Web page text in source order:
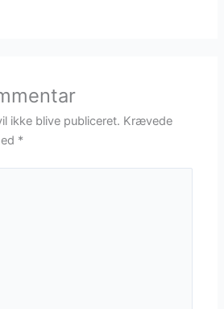
ikke blive publiceret. Krævede
*